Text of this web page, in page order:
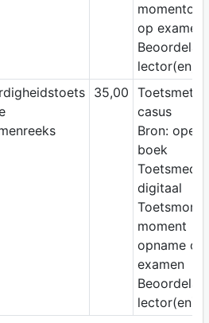
op examen
lector(en)
35,00
casus
Bron: open
boek
digitaal
moment
opname op
examen
lector(en)